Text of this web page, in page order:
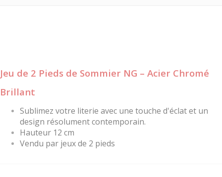
Jeu de 2 Pieds de Sommier NG – Acier Chromé
Brillant
Sublimez votre literie avec une touche d'éclat et un
design résolument contemporain.
Hauteur 12 cm
Vendu par jeux de 2 pieds